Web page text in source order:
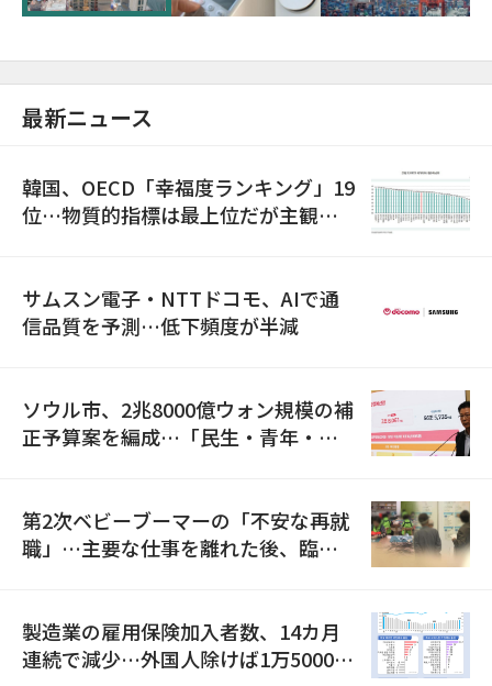
最新ニュース
韓国、OECD「幸福度ランキング」19
位…物質的指標は最上位だが主観的
サムスン電子・NTTドコモ、AIで通
信品質を予測…低下頻度が半減
ソウル市、2兆8000億ウォン規模の補
正予算案を編成…「民生・青年・安
第2次ベビーブーマーの「不安な再就
職」…主要な仕事を離れた後、臨時
製造業の雇用保険加入者数、14カ月
連続で減少…外国人除けば1万5000人